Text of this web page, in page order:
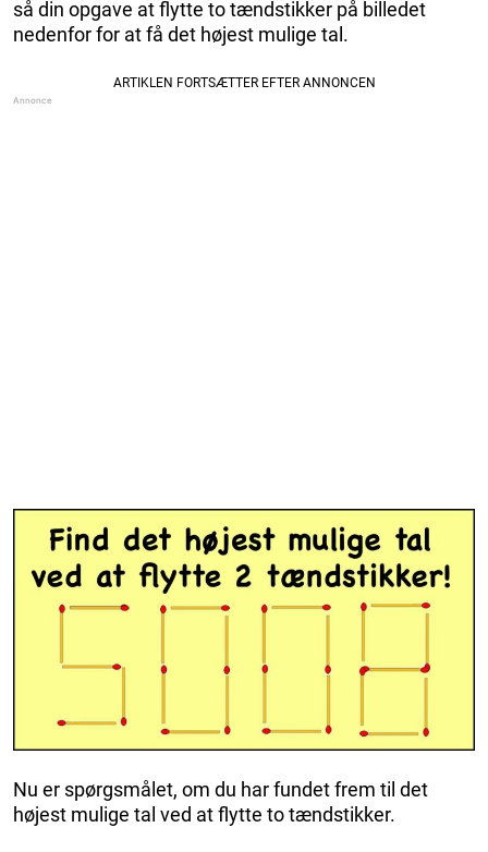
så din opgave at flytte to tændstikker på billedet
nedenfor for at få det højest mulige tal.
Nu er spørgsmålet, om du har fundet frem til det
højest mulige tal ved at flytte to tændstikker.